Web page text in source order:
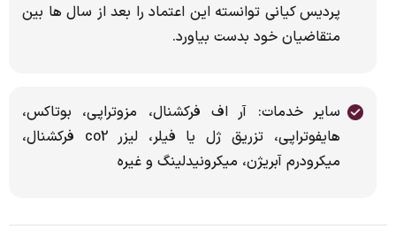
پردیس کیانی توانسته این اعتماد را بعد از سال ها بین
متقاضیان خود بدست بیاورد.
سایر خدمات: آر اف فرکشنال، مزوتراپی، بوتاکس،
هایفوتراپی، تزریق ژل یا فیلر، لیزر co2 فرکشنال،
میکرودرم آبریژن، میکرونیدلینگ و غیره